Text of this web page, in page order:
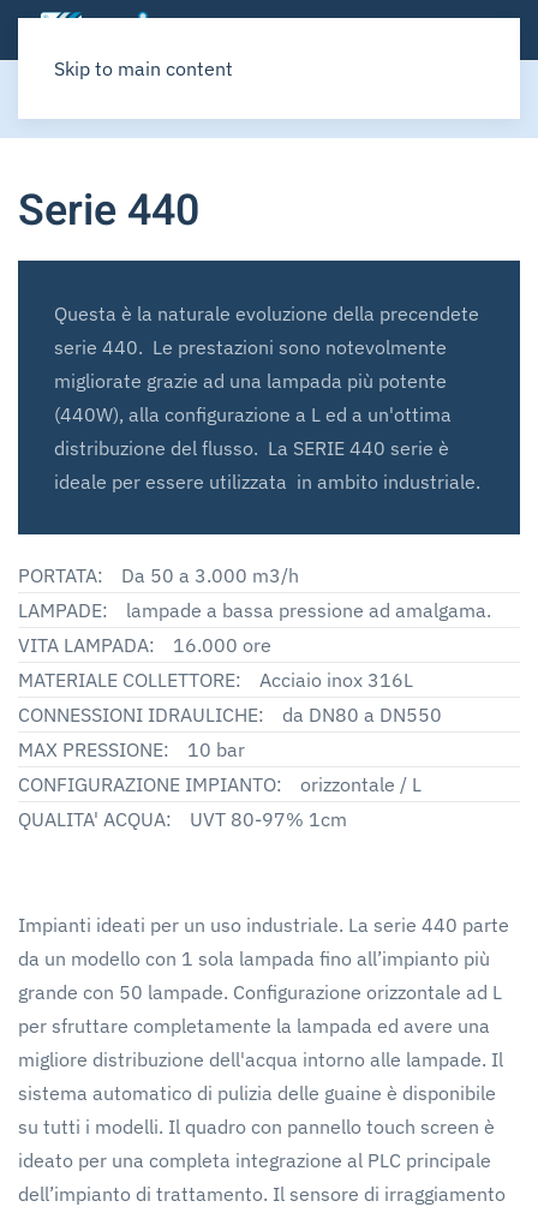
Skip to main content
Serie 440
Questa è la naturale evoluzione della precendete
serie 440. Le prestazioni sono notevolmente
migliorate grazie ad una lampada più potente
(440W), alla configurazione a L ed a un'ottima
distribuzione del flusso. La SERIE 440 serie è
ideale per essere utilizzata in ambito industriale.
PORTATA:
Da 50 a 3.000 m3/h
LAMPADE:
lampade a bassa pressione ad amalgama.
VITA LAMPADA:
16.000 ore
MATERIALE COLLETTORE:
Acciaio inox 316L
CONNESSIONI IDRAULICHE:
da DN80 a DN550
MAX PRESSIONE:
10 bar
CONFIGURAZIONE IMPIANTO:
orizzontale / L
QUALITA' ACQUA:
UVT 80-97% 1cm
Impianti ideati per un uso industriale. La serie 440 parte
da un modello con 1 sola lampada fino all’impianto più
grande con 50 lampade. Configurazione orizzontale ad L
per sfruttare completamente la lampada ed avere una
migliore distribuzione dell'acqua intorno alle lampade. Il
sistema automatico di pulizia delle guaine è disponibile
su tutti i modelli. Il quadro con pannello touch screen è
ideato per una completa integrazione al PLC principale
dell’impianto di trattamento. Il sensore di irraggiamento